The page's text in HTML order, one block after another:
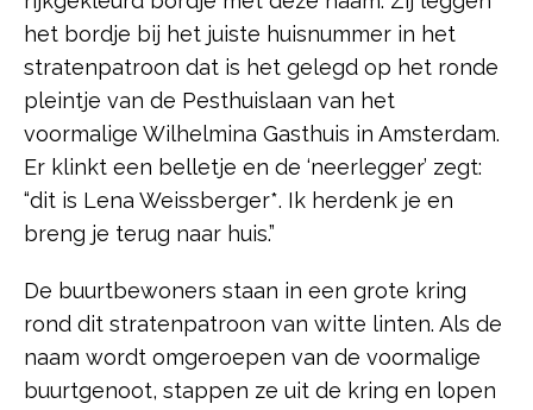
het bordje bij het juiste huisnummer in het
stratenpatroon dat is het gelegd op het ronde
pleintje van de Pesthuislaan van het
voormalige Wilhelmina Gasthuis in Amsterdam.
Er klinkt een belletje en de ‘neerlegger’ zegt:
“dit is Lena Weissberger*. Ik herdenk je en
breng je terug naar huis.”
De buurtbewoners staan in een grote kring
rond dit stratenpatroon van witte linten. Als de
naam wordt omgeroepen van de voormalige
buurtgenoot, stappen ze uit de kring en lopen